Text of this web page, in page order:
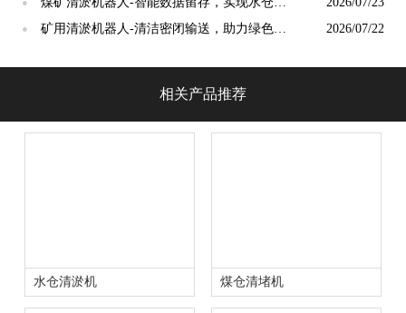
维精细化管理[泵泵达]
●
矿用清淤机器人-清洁密闭输送，助力绿色矿
2026/07/22
相关产品推荐
水仓清淤机 煤仓清堵机